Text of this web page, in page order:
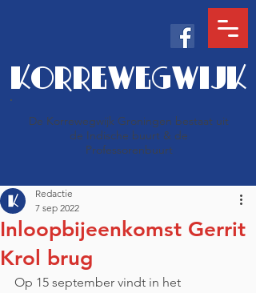
KORREWEGWIJK
De Korrewegwijk Groningen bestaat uit
de Indische buurt & de
Professorenbuurt
Inloopbijeenkomst Gerrit
Krol brug
Redactie
7 sep 2022
Op 15 september vindt in het